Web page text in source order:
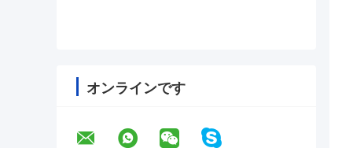
オンラインです